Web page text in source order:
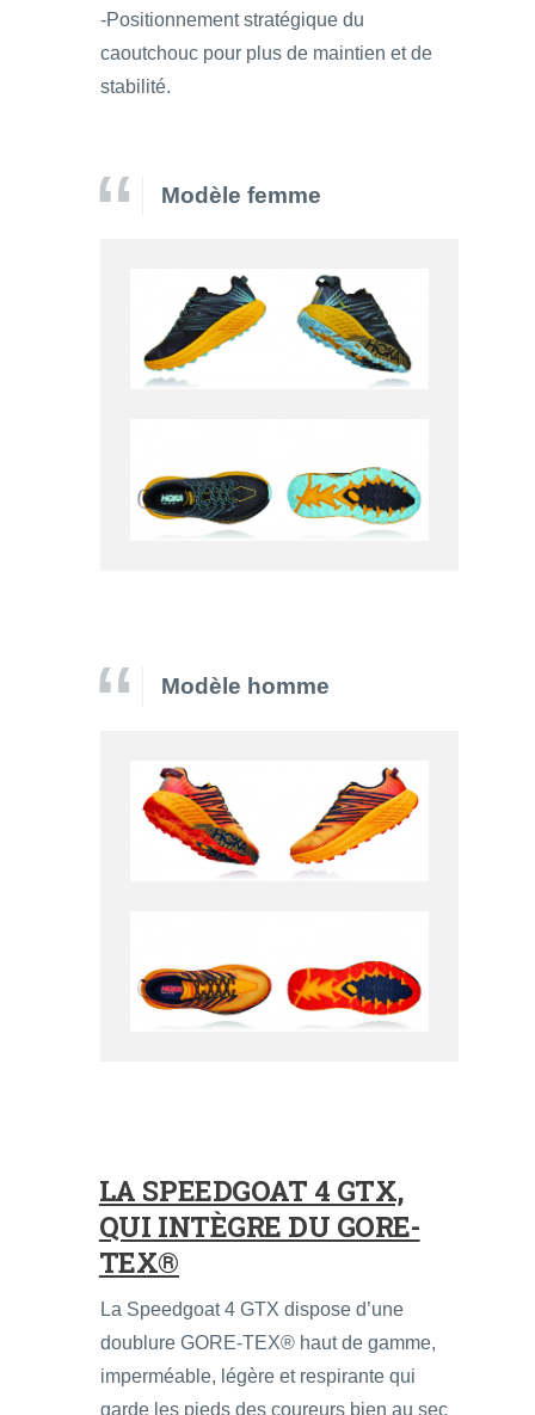
-Positionnement stratégique du
caoutchouc pour plus de maintien et de
stabilité.
Modèle femme
Modèle homme
LA SPEEDGOAT 4 GTX,
QUI INTÈGRE DU GORE-
TEX®
La Speedgoat 4 GTX dispose d’une
doublure GORE-TEX® haut de gamme,
imperméable, légère et respirante qui
garde les pieds des coureurs bien au sec